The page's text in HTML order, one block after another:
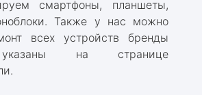
смартфоны, планшеты,
Также у нас можно
всех устройств бренды
на странице